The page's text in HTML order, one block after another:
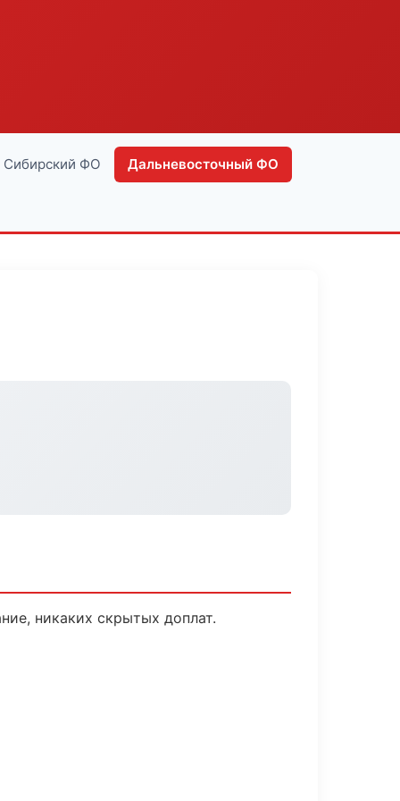
Сибирский ФО Дальневосточный ФО
никаких скрытых доплат.